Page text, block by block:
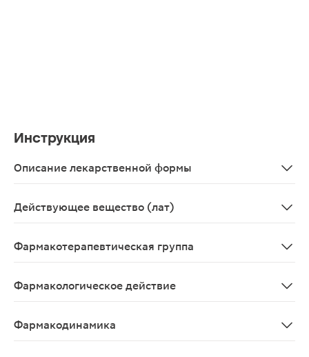
Инструкция
Описание лекарственной формы
Действующее вещество (лат)
Фармакотерапевтическая группа
Фармакологическое действие
Фармакодинамика